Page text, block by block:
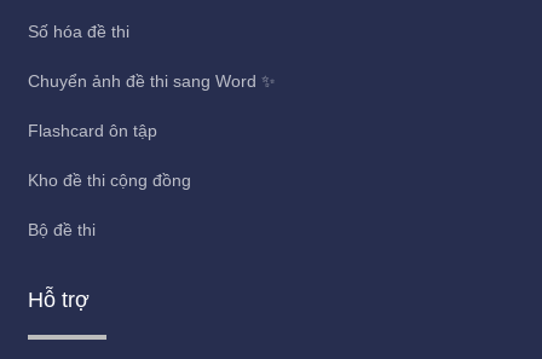
Số hóa đề thi
Chuyển ảnh đề thi sang Word ✨
Flashcard ôn tập
Kho đề thi cộng đồng
Bộ đề thi
Hỗ trợ